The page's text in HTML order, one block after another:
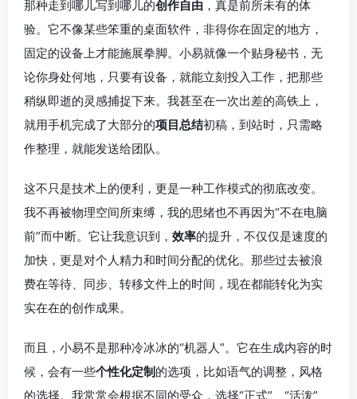
那种走到哪儿写到哪儿的创作自由 ，真是前所未有的体
验。它不像某些笨重的桌面软件，非得你在固定的地方，
固定的设备上才能施展拳脚。小易就像一个贴身秘书，无
论你身处何地，只要有设备，就能立刻投入工作，把那些
稍纵即逝的灵感捕捉下来。我甚至在一次出差的高铁上，
就用手机完成了大部分的项目总结初稿，到站时，只需略
作整理，就能发送给团队。
这不只是技术上的便利，更是一种工作模式的彻底改变。
我不再被物理空间所束缚，我的思绪也不再因为“不在电脑
前”而中断。它让我意识到， 效率的提升，不仅仅是速度的
加快，更是对个人精力和时间分配的优化。那些过去被浪
费在等待、同步、转移文件上的时间，现在都能转化为实
实在在的创作成果。
而且，小易不是那种冷冰冰的“机器人”。它在生成内容的时
候，会有一些个性化定制的选项，比如语气的调整，风格
的选择。我常常会根据不同的受众，选择“正式”、“活泼”、